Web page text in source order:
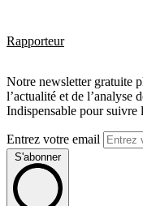
Rapporteur
Notre newsletter gratuite
l’actualité et de l’analyse
Indispensable pour suivre
Entrez votre email
S'abonner